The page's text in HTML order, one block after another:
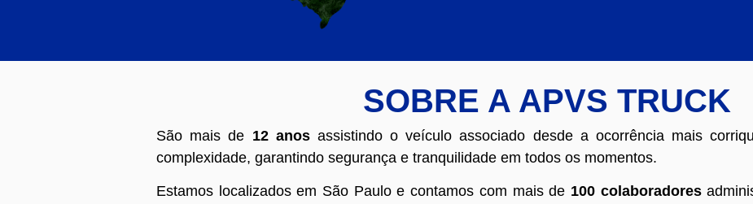
SOBRE A APVS TRUCK
São mais de 12 anosassistindo o veículo associado desde a ocorrência mais
complexidade, garantindo segurança e tranquilidade em todos os momentos.
Estamos localizados em São Paulo e contamos com mais de 100 colaboradores